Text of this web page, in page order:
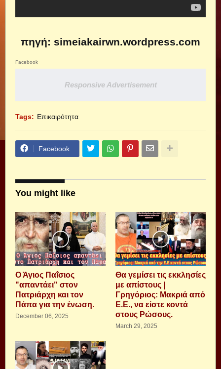
πηγή: simeiakairwn.wordpress.com
Facebook
Responsive Advertisement
Tags: Επικαιρότητα
Facebook
You might like
Ο Άγιος Παΐσιος
"απαντάει" στον
Πατριάρχη και τον
Πάπα για την ένωση.
December 06, 2025
Θα γεμίσει τις εκκλησίες
με απίστους |
Γρηγόριος: Μακριά από
Ε.Ε., να είστε κοντά
στους Ρώσους.
March 29, 2025